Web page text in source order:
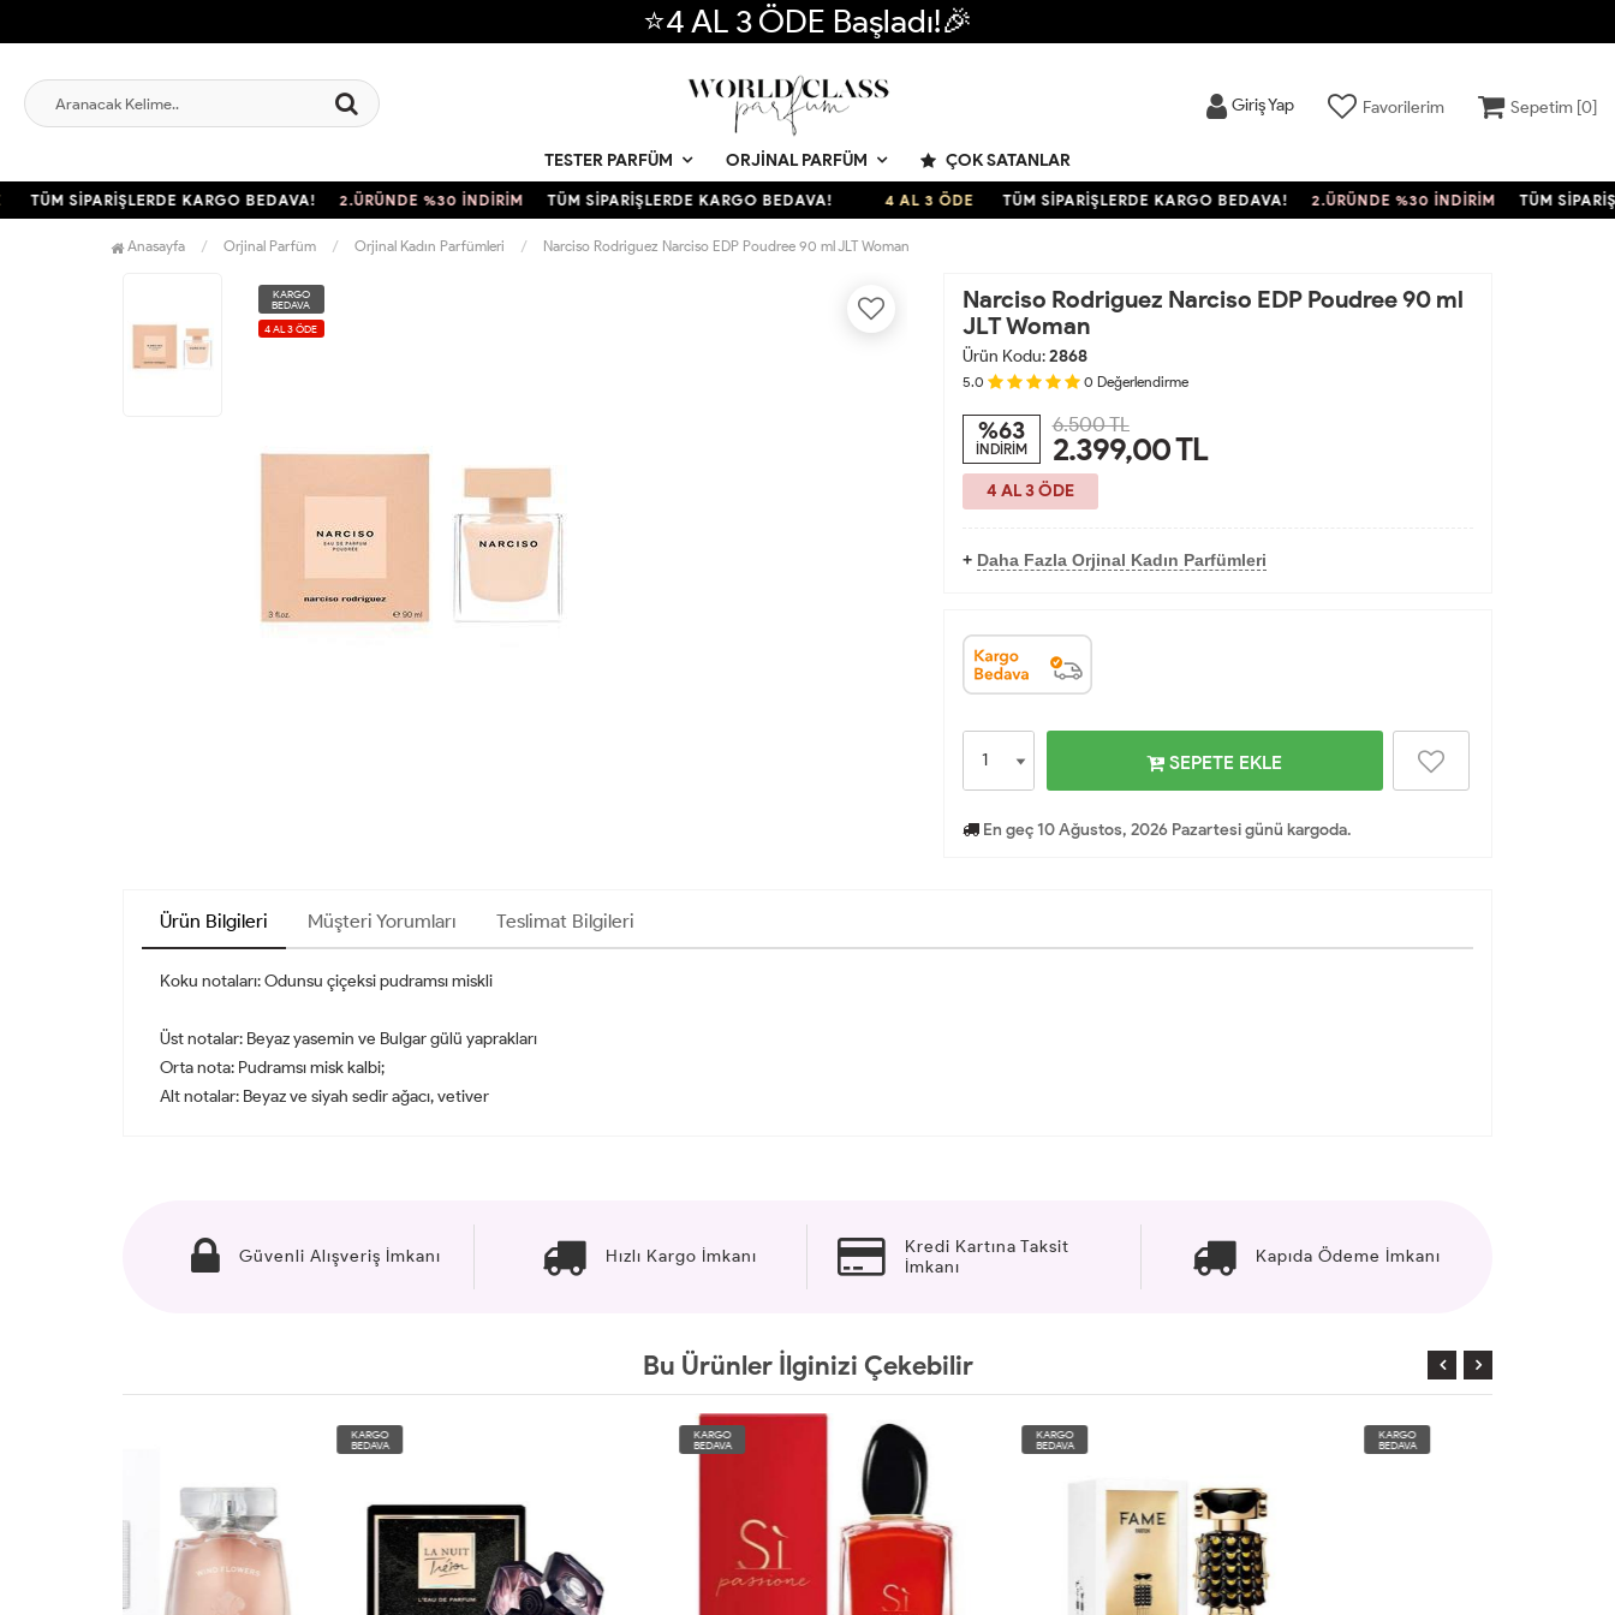
⭐4 AL 3 ÖDE Başladı!🎉
Giriş Yap Favorilerim Sepetim [0]
TESTER PARFÜM ORJINAL PARFÜM ÇOK SATANLAR
SİPARİŞLERDE KARGO BEDAVA! 2.ÜRÜNDE %30 İNDİRİM TÜM SİPARİŞLERDE KARGO BEDAVA! 4 AL 3 ÖDE TÜM SİPARİŞLERDE KARGO BEDAVA! 2.ÜRÜNDE %30 İNDİRİM TÜM
Anasayfa Orjinal Parfüm Orjinal Kadın Parfümleri Narciso Rodriguez Narciso EDP Poudree 90 ml JLT Woman
KARGO
BEDAVA
4 AL 3 ÖDE
Narciso Rodriguez Narciso EDP Poudree 90 ml
JLT Woman
Ürün Kodu:2868
5.0 0 Değerlendirme
%63
İNDİRİM
6.500 TL
2.399,00TL
4 AL 3 ÖDE
+ Daha Fazla Orjinal Kadın Parfümleri
SEPETE EKLE
En geç 10 Ağustos, 2026 Pazartesi günü kargoda.
Ürün Bilgileri Müşteri Yorumları Teslimat Bilgileri
Koku notaları: Odunsu çiçeksi pudramsı miskli
Üst notalar: Beyaz yasemin ve Bulgar gülü yaprakları
Orta nota: Pudramsı misk kalbi;
Alt notalar: Beyaz ve siyah sedir ağacı, vetiver
Güvenli Alışveriş İmkanı Hızlı Kargo İmkanı
Kredi Kartına Taksit
İmkanı
Kapıda Ödeme İmkanı
Bu Ürünler İlginizi Çekebilir
KARGO
BEDAVA